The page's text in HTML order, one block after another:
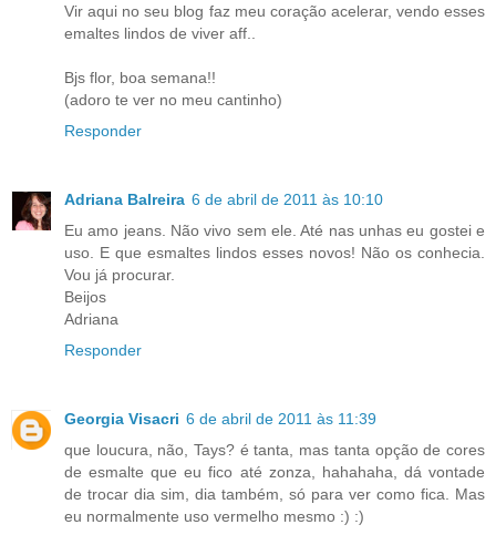
Vir aqui no seu blog faz meu coração acelerar, vendo esses
emaltes lindos de viver aff..
Bjs flor, boa semana!!
(adoro te ver no meu cantinho)
Responder
Adriana Balreira 6 de abril de 2011 às 10:10
Eu amo jeans. Não vivo sem ele. Até nas unhas eu gostei e
uso. E que esmaltes lindos esses novos! Não os conhecia.
Vou já procurar.
Beijos
Adriana
Responder
Georgia Visacri 6 de abril de 2011 às 11:39
que loucura, não, Tays? é tanta, mas tanta opção de cores
de esmalte que eu fico até zonza, hahahaha, dá vontade
de trocar dia sim, dia também, só para ver como fica. Mas
eu normalmente uso vermelho mesmo :) :)